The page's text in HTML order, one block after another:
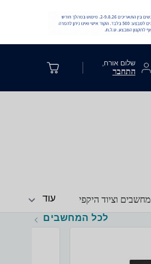
שלום אורח,
התחבר
מחשבים וציוד היקפי עוד
לכל המחשבים